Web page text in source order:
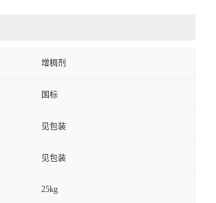
增稠剂
国标
见包装
见包装
25kg